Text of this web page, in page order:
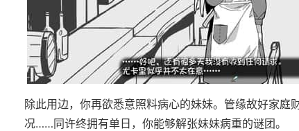
除此用边，你再欲悉意照料病心的妹妹。管缘故好家庭
况……同许终拥有单日，你能够解张妹妹病重的谜团。